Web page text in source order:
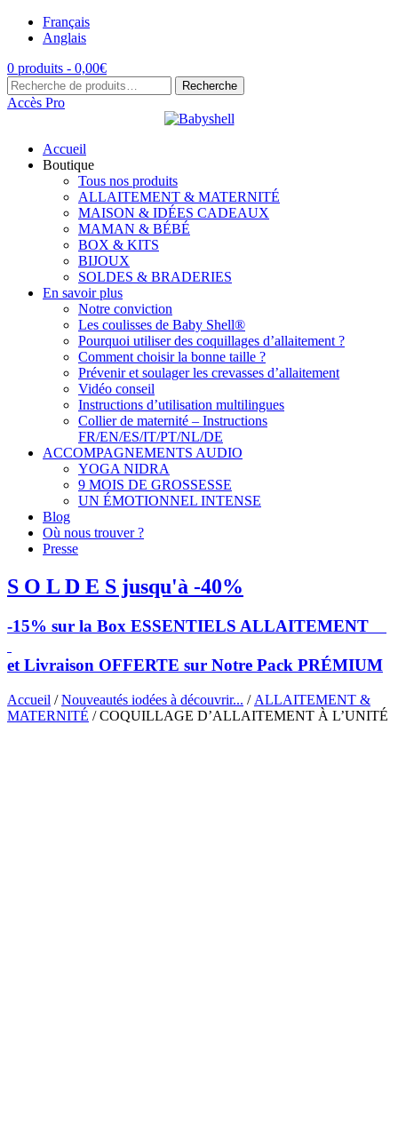
Français
Anglais
0 produits - 0,00€
Recherche
pour :
Recherche
Accès Pro
Accueil
Boutique
Tous nos produits
ALLAITEMENT & MATERNITÉ
MAISON & IDÉES CADEAUX
MAMAN & BÉBÉ
BOX & KITS
BIJOUX
SOLDES & BRADERIES
En savoir plus
Notre conviction
Les coulisses de Baby Shell®
Pourquoi utiliser des coquillages d’allaitement ?
Comment choisir la bonne taille ?
Prévenir et soulager les crevasses d’allaitement
Vidéo conseil
Instructions d’utilisation multilingues
Collier de maternité – Instructions
FR/EN/ES/IT/PT/NL/DE
ACCOMPAGNEMENTS AUDIO
YOGA NIDRA
9 MOIS DE GROSSESSE
UN ÉMOTIONNEL INTENSE
Blog
Où nous trouver ?
Presse
S O L D E S jusqu'à -40%
-15% sur la Box ESSENTIELS ALLAITEMENT
et Livraison OFFERTE sur Notre Pack PRÉMIUM
Accueil /Nouveautés iodées à découvrir... / ALLAITEMENT &
MATERNITÉ / COQUILLAGE D’ALLAITEMENT À L’UNITÉ